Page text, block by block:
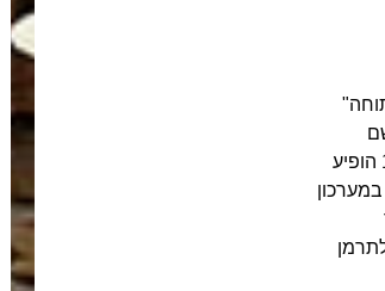
"ילדים סורגים לאלוהים" (משחק על שם הסרט "ילדים חורגים לאלוהים"). בשנת 1993 הופיע
השניים לתודעה. ב-2015 חזרו אלתרמן